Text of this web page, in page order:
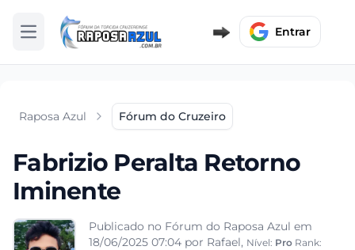
Abrir menu Entrar
Raposa Azul Fórum do Cruzeiro
Fabrizio Peralta Retorno
Iminente
Publicado no Fórum do Raposa Azul em
18/06/2025 07:04 por Rafael, Nível: Pro Rank: